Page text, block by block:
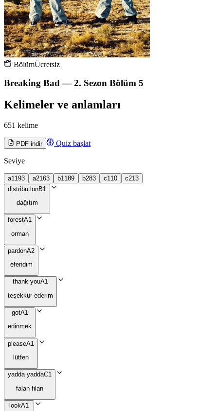
BölümÜcretsiz
Breaking Bad — 2. Sezon Bölüm 5
Kelimeler ve anlamları
651 kelime
PDF indir Quiz başlat
Seviye
a1 193 a2163 b1 189 b283 c1 10 c213
distributionB1
dağıtım
forestA1
orman
pardonA2
efendim
thank youA1
teşekkür ederim
gotA1
edinmek
pleaseA1
lütfen
yadda yaddaC1
falan filan
lookA1